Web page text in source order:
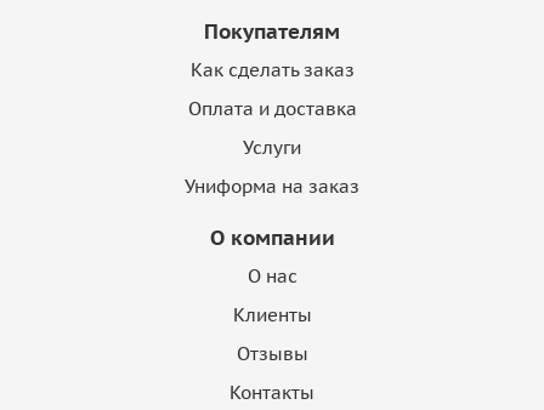
Покупателям
Как сделать заказ
Оплата и доставка
Услуги
Униформа на заказ
О компании
О нас
Клиенты
Отзывы
Контакты